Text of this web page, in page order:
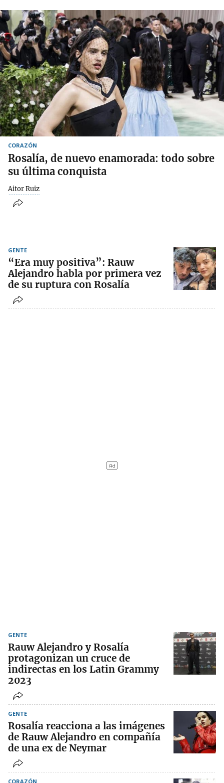
CORAZÓN
Rosalía, de nuevo enamorada: todo sobre
su última conquista
Aitor Ruiz
GENTE
“Era muy positiva”: Rauw
Alejandro habla por primera vez
de su ruptura con Rosalía
GENTE
Rauw Alejandro y Rosalía
protagonizan un cruce de
indirectas en los Latin Grammy
2023
GENTE
Rosalía reacciona a las imágenes
de Rauw Alejandro en compañía
de una ex de Neymar
CORAZÓN